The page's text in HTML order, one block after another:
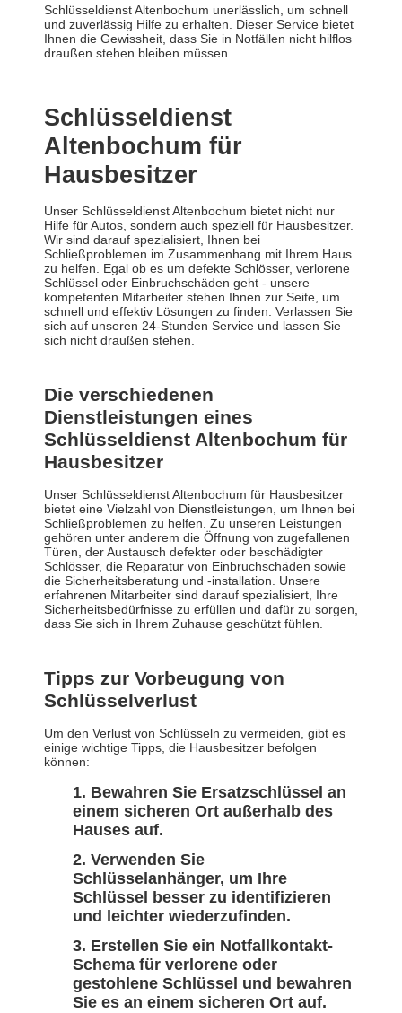
Schlüsseldienst Altenbochum unerlässlich, um schnell
und zuverlässig Hilfe zu erhalten. Dieser Service bietet
Ihnen die Gewissheit, dass Sie in Notfällen nicht hilflos
draußen stehen bleiben müssen.
Schlüsseldienst
Altenbochum für
Hausbesitzer
Unser Schlüsseldienst Altenbochum bietet nicht nur
Hilfe für Autos, sondern auch speziell für Hausbesitzer.
Wir sind darauf spezialisiert, Ihnen bei
Schließproblemen im Zusammenhang mit Ihrem Haus
zu helfen. Egal ob es um defekte Schlösser, verlorene
Schlüssel oder Einbruchschäden geht - unsere
kompetenten Mitarbeiter stehen Ihnen zur Seite, um
schnell und effektiv Lösungen zu finden. Verlassen Sie
sich auf unseren 24-Stunden Service und lassen Sie
sich nicht draußen stehen.
Die verschiedenen
Dienstleistungen eines
Schlüsseldienst Altenbochum für
Hausbesitzer
Unser Schlüsseldienst Altenbochum für Hausbesitzer
bietet eine Vielzahl von Dienstleistungen, um Ihnen bei
Schließproblemen zu helfen. Zu unseren Leistungen
gehören unter anderem die Öffnung von zugefallenen
Türen, der Austausch defekter oder beschädigter
Schlösser, die Reparatur von Einbruchschäden sowie
die Sicherheitsberatung und -installation. Unsere
erfahrenen Mitarbeiter sind darauf spezialisiert, Ihre
Sicherheitsbedürfnisse zu erfüllen und dafür zu sorgen,
dass Sie sich in Ihrem Zuhause geschützt fühlen.
Tipps zur Vorbeugung von
Schlüsselverlust
Um den Verlust von Schlüsseln zu vermeiden, gibt es
einige wichtige Tipps, die Hausbesitzer befolgen
können:
Bewahren Sie Ersatzschlüssel an
einem sicheren Ort außerhalb des
Hauses auf.
Verwenden Sie
Schlüsselanhänger, um Ihre
Schlüssel besser zu identifizieren
und leichter wiederzufinden.
Erstellen Sie ein Notfallkontakt-
Schema für verlorene oder
gestohlene Schlüssel und bewahren
Sie es an einem sicheren Ort auf.